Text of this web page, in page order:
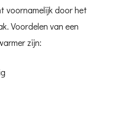
voornamelijk door het
Voordelen van een
zijn: